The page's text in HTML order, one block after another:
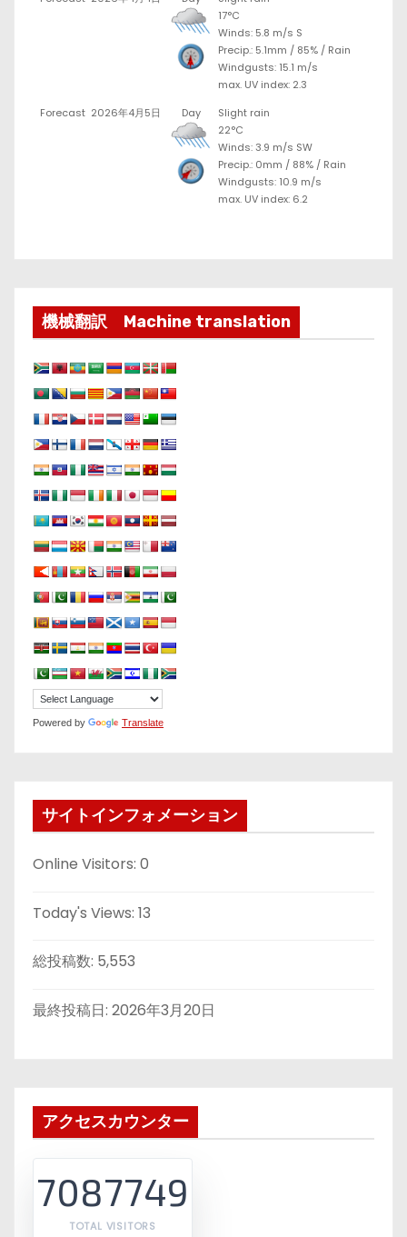
17°C
Winds: 5.8 m/s S
Precip.: 5.1mm / 85% / Rain
Windgusts: 15.1 m/s
max. UV index: 2.3
Forecast 2026年4月5日 Day
Slight rain
22°C
Winds: 3.9 m/s SW
Precip.: 0mm / 88% / Rain
Windgusts: 10.9 m/s
max. UV index: 6.2
機械翻訳 Machine translation
Powered by Translate
サイトインフォメーション
Online Visitors: 0
Today's Views: 13
総投稿数: 5,553
最終投稿日: 2026年3月20日
アクセスカウンター
7087749
TOTAL VISITORS